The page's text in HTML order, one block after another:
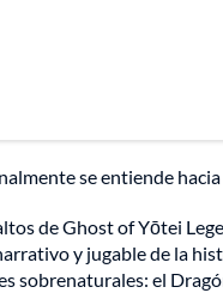
se entiende
de Ghost of Yōtei
y jugable de la
sobrenaturales: el